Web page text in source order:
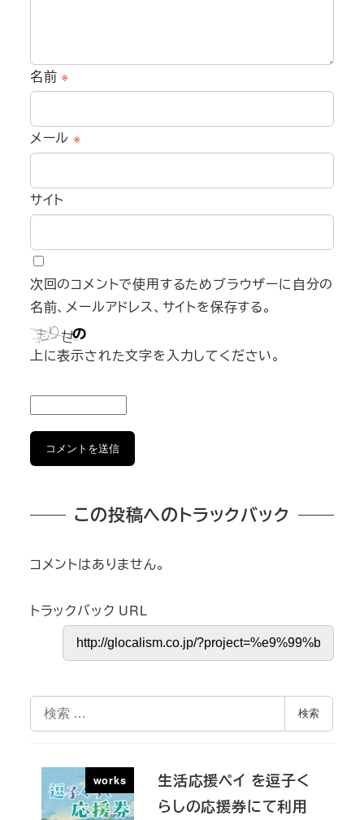
名前※
メール ※
サイト
次回のコメントで使用するためブラウザーに自分の
名前、メールアドレス、サイトを保存する。
上に表示された文字を入力してください。
この投稿へのトラックバック
コメントはありません。
トラックバック URL
検
索
検索
works
生活応援ペイ を逗子く
らしの応援券にて利用